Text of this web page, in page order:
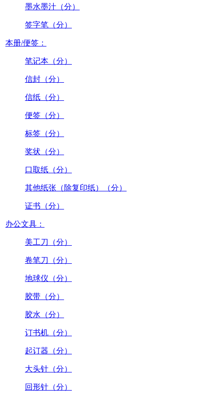
墨水墨汁（分）
签字笔（分）
本册/便签：
笔记本（分）
信封（分）
信纸（分）
便签（分）
标签（分）
奖状（分）
口取纸（分）
其他纸张（除复印纸）（分）
证书（分）
办公文具：
美工刀（分）
卷笔刀（分）
地球仪（分）
胶带（分）
胶水（分）
订书机（分）
起订器（分）
大头针（分）
回形针（分）